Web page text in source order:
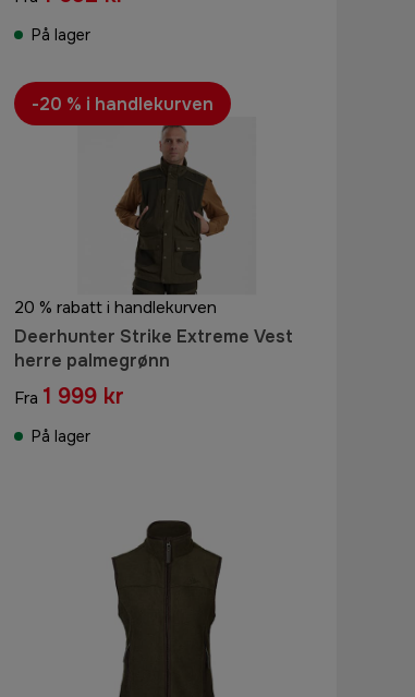
På lager
20 % rabatt i handlekurven
Deerhunter Strike Extreme Vest
herre palmegrønn
Fra 1 999 kr
På lager
-20 % i handlekurven